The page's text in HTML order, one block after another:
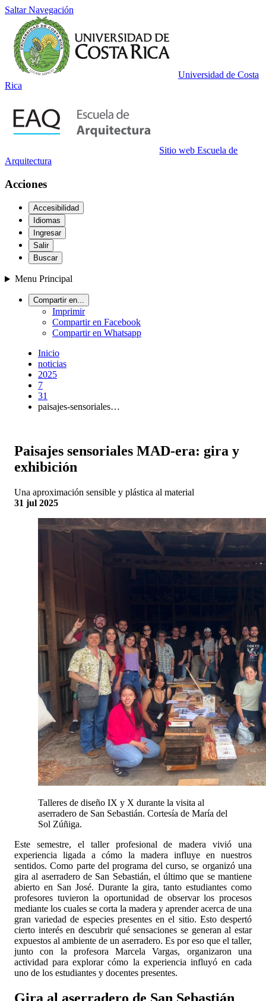
Saltar Navegación
Universidad de Costa
Rica
Sitio web Escuela de
Arquitectura
Acciones
Accesibilidad
Idiomas
Ingresar
Salir
Buscar
Menu Principal
Compartir en...
Imprimir
Compartir en Facebook
Compartir en Whatsapp
Inicio
noticias
2025
7
31
paisajes-sensoriales…
Paisajes sensoriales MAD-era: gira y
exhibición
Una aproximación sensible y plástica al material
31 jul 2025
Talleres de diseño IX y X durante la visita al
aserradero de San Sebastián. Cortesía de María del
Sol Zúñiga.
Este semestre, el taller profesional de madera vivió una
experiencia ligada a cómo la madera influye en nuestros
sentidos. Como parte del programa del curso, se organizó una
gira al aserradero de San Sebastián, el último que se mantiene
abierto en San José. Durante la gira, tanto estudiantes como
profesores tuvieron la oportunidad de observar los procesos
mediante los cuales se corta la madera y aprender acerca de una
gran variedad de especies presentes en el sitio. Esto despertó
cierto interés en descubrir qué sensaciones se generan al estar
expuestos al ambiente de un aserradero. Es por eso que el taller,
junto con la profesora Marcela Vargas, organizaron una
actividad para explorar cómo la experiencia influyó en cada
uno de los estudiantes y docentes presentes.